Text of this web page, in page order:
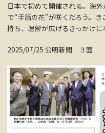
日本で初めて開催される。海
で“手話の花”が咲くだろう。
持ち、理解が広げるきっかけに
2025/07/25 公明新聞 ３面